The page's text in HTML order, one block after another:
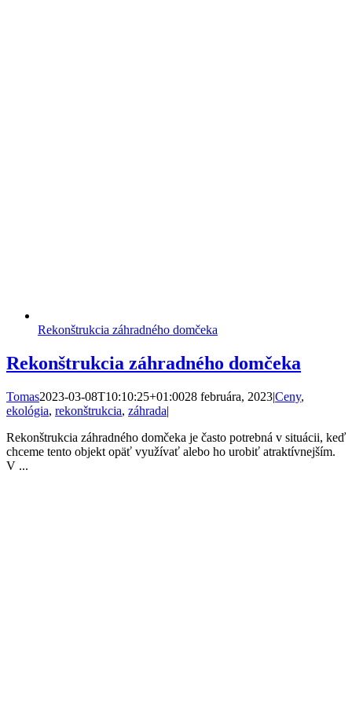
Rekonštrukcia záhradného domčeka
Rekonštrukcia záhradného domčeka
Tomas2023-03-08T10:10:25+01:0028 februára, 2023|Ceny,
ekológia, rekonštrukcia, záhrada|
Rekonštrukcia záhradného domčeka je často potrebná v situácii, keď
chceme tento objekt opäť využívať alebo ho urobiť atraktívnejším.
V ...